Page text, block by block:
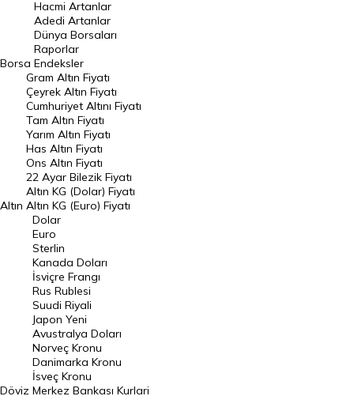
Hacmi Artanlar
Geçmiş Kapanışlar
Dünya Borsaları
Raporlar
Endeksler
DÖVİZ
Döviz Kuru
Dolar Kuru
Euro Kuru
Pound Kuru
Frank Kuru
Riyal Kuru
Avustralya Doları
Danimarka Kronu Kuru
Kanada Doları Kuru
Norveç Kronu Kuru
Borsa
Hacmi Artanlar
Adedi Artanlar
Dünya Borsaları
Raporlar
Endeksler
Altın
Gram Altın Fiyatı
Çeyrek Altın Fiyatı
Cumhuriyet Altını Fiyatı
Tam Altın Fiyatı
Yarım Altın Fiyatı
Has Altın Fiyatı
Ons Altın Fiyatı
22 Ayar Bilezik Fiyatı
Altın KG (Dolar) Fiyatı
Altın KG (Euro) Fiyatı
Döviz
Dolar
Euro
Sterlin
Kanada Doları
İsviçre Frangı
Rus Rublesi
Suudi Riyali
Japon Yeni
Avustralya Doları
Norveç Kronu
Danimarka Kronu
İsveç Kronu
Merkez Bankası Kurlari